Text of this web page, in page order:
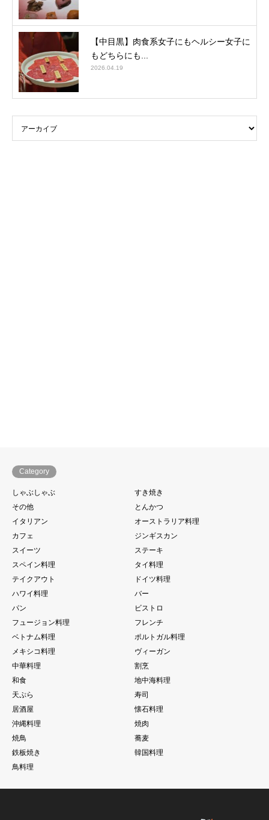
【中目黒】肉食系女子にもヘルシー女子に
もどちらにも...
2026.04.19
Category
しゃぶしゃぶ
すき焼き
その他
とんかつ
イタリアン
オーストラリア料理
カフェ
ジンギスカン
スイーツ
ステーキ
スペイン料理
タイ料理
テイクアウト
ドイツ料理
ハワイ料理
バー
パン
ビストロ
フュージョン料理
フレンチ
ベトナム料理
ポルトガル料理
メキシコ料理
ヴィーガン
中華料理
割烹
和食
地中海料理
天ぷら
寿司
居酒屋
懐石料理
沖縄料理
焼肉
焼鳥
蕎麦
鉄板焼き
韓国料理
鳥料理